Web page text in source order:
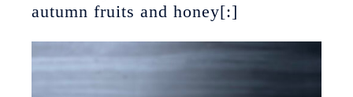
autumn fruits and honey[:]